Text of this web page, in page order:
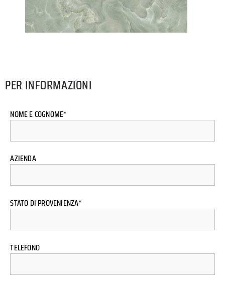
PER INFORMAZIONI
NOME E COGNOME*
AZIENDA
STATO DI PROVENIENZA*
TELEFONO